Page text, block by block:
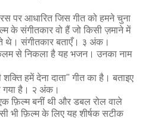
पर आधारित जिस गीत को हमने चुना
के संगीतकार वो हैं जो किसी ज़माने में
थे। संगीतकार बताएँ। ३ अंक।
से निकला है यह भजन। उनका नाम
हमें देना दाता" गीत का है। बताइए
गया है। २ अंक।
फ़िल्म बनीं थी और डबल रोल वाले
भी फ़िल्म के लिए यह शीर्षक सटीक